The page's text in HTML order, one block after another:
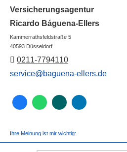
Versicherungsagentur
Ricardo Báguena-Ellers
Kammerrathsfeldstraße 5
40593 Düsseldorf
0211-7794110
service@baguena-ellers.de
Ihre Meinung ist mir wichtig: